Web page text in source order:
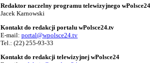
Redaktor naczelny programu telewizyjnego wPolsce24
Jacek Karnowski
Kontakt do redakcji portalu wPolsce24.tv
E-mail: portal@wpolsce24.tv
Tel.: (22) 255-93-33
Kontakt do redakcji telewizyjnej wPolsce24